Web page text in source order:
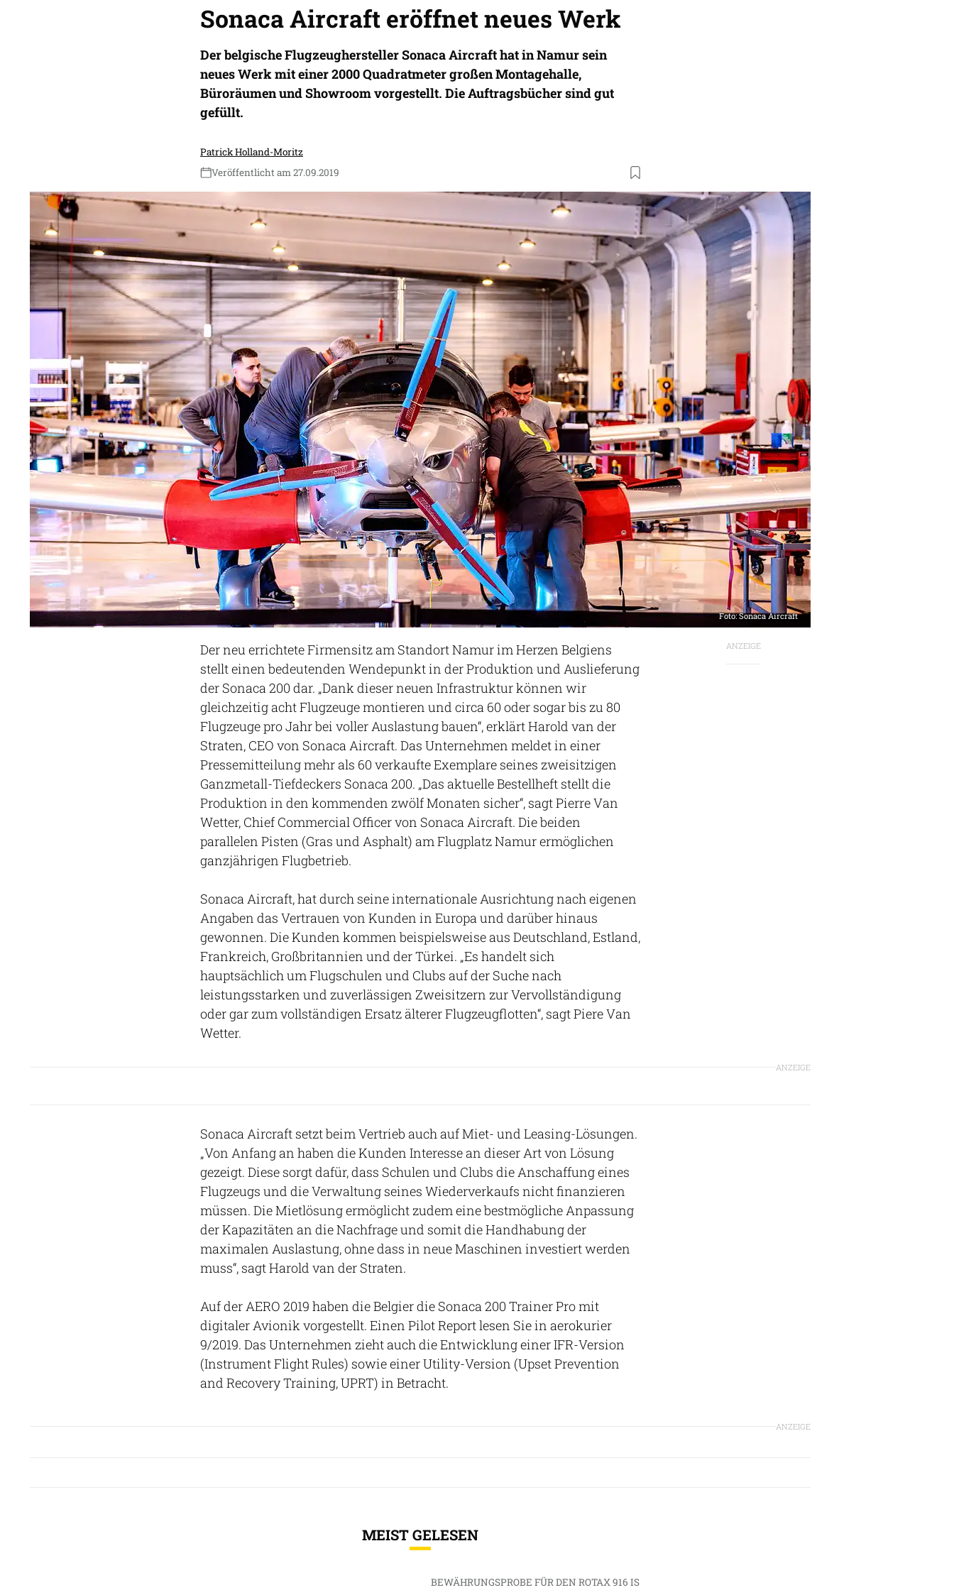
Sonaca Aircraft eröffnet neues Werk
Der belgische Flugzeughersteller Sonaca Aircraft hat in Namur sein
neues Werk mit einer 2000 Quadratmeter großen Montagehalle,
Büroräumen und Showroom vorgestellt. Die Auftragsbücher sind gut
gefüllt.
Patrick Holland-Moritz
Veröffentlicht am 27.09.2019
Foto: Sonaca Aircraft
ANZEIGE
Der neu errichtete Firmensitz am Standort Namur im Herzen Belgiens
stellt einen bedeutenden Wendepunkt in der Produktion und Auslieferung
der Sonaca 200 dar. „Dank dieser neuen Infrastruktur können wir
gleichzeitig acht Flugzeuge montieren und circa 60 oder sogar bis zu 80
Flugzeuge pro Jahr bei voller Auslastung bauen“, erklärt Harold van der
Straten, CEO von Sonaca Aircraft. Das Unternehmen meldet in einer
Pressemitteilung mehr als 60 verkaufte Exemplare seines zweisitzigen
Ganzmetall-Tiefdeckers Sonaca 200. „Das aktuelle Bestellheft stellt die
Produktion in den kommenden zwölf Monaten sicher“, sagt Pierre Van
Wetter, Chief Commercial Officer von Sonaca Aircraft. Die beiden
parallelen Pisten (Gras und Asphalt) am Flugplatz Namur ermöglichen
ganzjährigen Flugbetrieb.
Sonaca Aircraft, hat durch seine internationale Ausrichtung nach eigenen
Angaben das Vertrauen von Kunden in Europa und darüber hinaus
gewonnen. Die Kunden kommen beispielsweise aus Deutschland, Estland,
Frankreich, Großbritannien und der Türkei. „Es handelt sich
hauptsächlich um Flugschulen und Clubs auf der Suche nach
leistungsstarken und zuverlässigen Zweisitzern zur Vervollständigung
oder gar zum vollständigen Ersatz älterer Flugzeugflotten“, sagt Piere Van
Wetter.
ANZEIGE
Sonaca Aircraft setzt beim Vertrieb auch auf Miet- und Leasing-Lösungen.
„Von Anfang an haben die Kunden Interesse an dieser Art von Lösung
gezeigt. Diese sorgt dafür, dass Schulen und Clubs die Anschaffung eines
Flugzeugs und die Verwaltung seines Wiederverkaufs nicht finanzieren
müssen. Die Mietlösung ermöglicht zudem eine bestmögliche Anpassung
der Kapazitäten an die Nachfrage und somit die Handhabung der
maximalen Auslastung, ohne dass in neue Maschinen investiert werden
muss“, sagt Harold van der Straten.
Auf der AERO 2019 haben die Belgier die Sonaca 200 Trainer Pro mit
digitaler Avionik vorgestellt. Einen Pilot Report lesen Sie in aerokurier
9/2019. Das Unternehmen zieht auch die Entwicklung einer IFR-Version
(Instrument Flight Rules) sowie einer Utility-Version (Upset Prevention
and Recovery Training, UPRT) in Betracht.
ANZEIGE
MEIST GELESEN
BEWÄHRUNGSPROBE FÜR DEN ROTAX 916 IS